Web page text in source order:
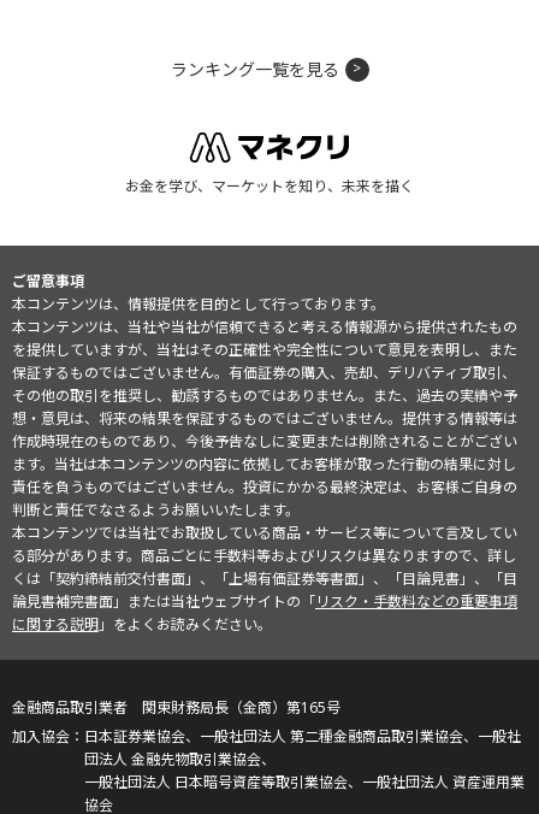
ランキング一覧を見る
お金を学び、マーケットを知り、未来を描く
ご留意事項
本コンテンツは、情報提供を目的として行っております。
本コンテンツは、当社や当社が信頼できると考える情報源から提供されたもの
を提供していますが、当社はその正確性や完全性について意見を表明し、また
保証するものではございません。有価証券の購入、売却、デリバティブ取引、
その他の取引を推奨し、勧誘するものではありません。また、過去の実績や予
想・意見は、将来の結果を保証するものではございません。提供する情報等は
作成時現在のものであり、今後予告なしに変更または削除されることがござい
ます。当社は本コンテンツの内容に依拠してお客様が取った行動の結果に対し
責任を負うものではございません。投資にかかる最終決定は、お客様ご自身の
判断と責任でなさるようお願いいたします。
本コンテンツでは当社でお取扱している商品・サービス等について言及してい
る部分があります。商品ごとに手数料等およびリスクは異なりますので、詳し
くは「契約締結前交付書面」、「上場有価証券等書面」、「目論見書」、「目
論見書補完書面」または当社ウェブサイトの「リスク・手数料などの重要事項
に関する説明」をよくお読みください。
金融商品取引業者 関東財務局長（金商）第165号
日本証券業協会、一般社団法人 第二種金融商品取引業協会、一般社
団法人 金融先物取引業協会、
一般社団法人 日本暗号資産等取引業協会、一般社団法人 資産運用業
協会